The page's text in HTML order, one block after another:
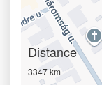
Distance
3347 km